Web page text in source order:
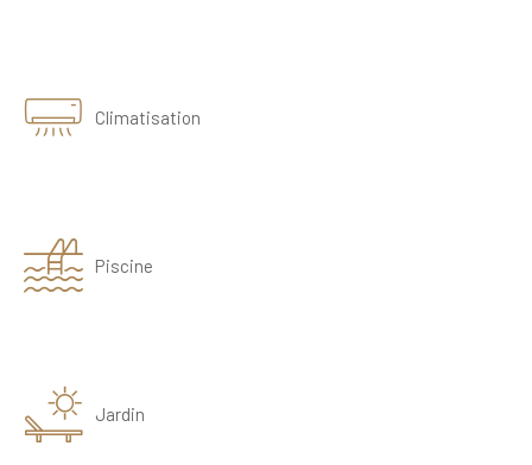
Climatisation
Piscine
Jardin